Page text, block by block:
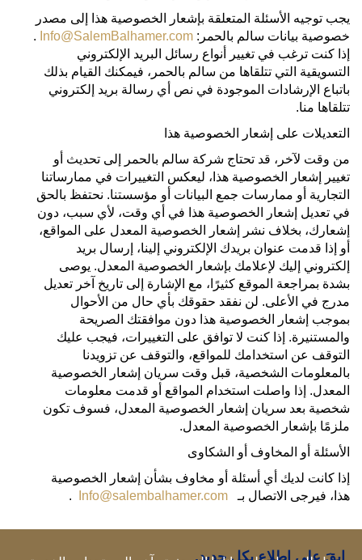
يجب توجيه الأسئلة المتعلقة بإشعار الخصوصية هذا إلى مصدر
خصوصية بيانات سالم بالحمر: Info@SalemBalhamer.com
.
إذا كنت ترغب في تغيير أنواع رسائل البريد الإلكتروني
التسويقية التي تتلقاها من سالم بالحمر، فيمكنك القيام بذلك
باتباع الإرشادات الموجودة في نص أي رسالة بريد إلكتروني
تتلقاها منا.
التعديلات على إشعار الخصوصية هذا
من وقت لآخر، قد تحتاج شركة سالم بالحمر إلى تحديث أو
تغيير إشعار الخصوصية هذا، ليعكس التغييرات في ممارساتنا
التجارية أو ممارسات جمع البيانات أو مؤسستنا. نحتفظ بالحق
في تعديل إشعار الخصوصية هذا في أي وقت، لأي سبب، دون
إشعارك، بخلاف نشر إشعار الخصوصية المعدل على المواقع،
أو إذا قدمت عنوان بريدك الإلكتروني إلينا، إرسال بريد
إلكتروني إليك لإعلامك بإشعار الخصوصية المعدل. يوصى
بشدة بمراجعة الموقع كثيرًا، مع الإشارة إلى تاريخ آخر تعديل
مدرج في الأعلى. لن نفقد حقوقك بأي حال من الأحوال
بموجب إشعار الخصوصية هذا دون موافقتك الصريحة
والمستنيرة. إذا كنت لا توافق على التغييرات، فيجب عليك
التوقف عن استخدامك للمواقع، والتوقف عن تزويدنا
بالمعلومات الشخصية، قبل وقت سريان إشعار الخصوصية
المعدل. إذا واصلت استخدام المواقع أو قدمت معلومات
شخصية بعد سريان إشعار الخصوصية المعدل، فسوف تكون
ملزمًا بإشعار الخصوصية المعدل.
الأسئلة أو المخاوف أو الشكاوى
إذا كانت لديك أي أسئلة أو مخاوف بشأن إشعار الخصوصية
هذا، فيرجى الاتصال بـ Info@salembalhamer.com
.
ابقَ على اطلاع بكل جديد.